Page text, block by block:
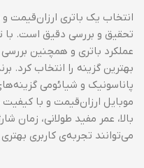
انتخاب یک باتری ارزان‌قیمت
تحقیق و بررسی دقیق است. با
عملکرد باتری و همچنین بررسی
بهترین گزینه را انتخاب کرد.
پاناسونیک و شیائومی
موبایل ارزان‌قیمت و با
بالا، عمر مفید طولانی، زمان
می‌توانند تجربه‌ی کاربری بهتری